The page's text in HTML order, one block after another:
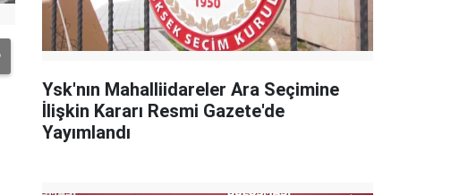
Ysk'nın Mahalliidareler Ara Seçimine
İlişkin Kararı Resmi Gazete'de
Yayımlandı